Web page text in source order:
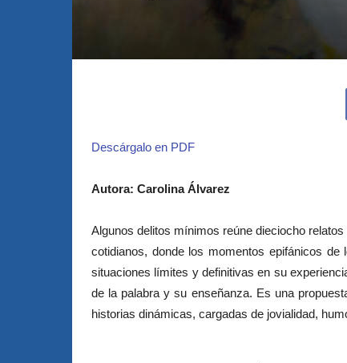
Descárgalo en PDF
Autora: Carolina Álvarez
Algunos delitos mínimos reúne dieciocho
cotidianos, donde los momentos epifánicos
situaciones límites y de­finitivas en su
de la palabra y su enseñanza. Es una
historias dinámicas, cargadas de jovialidad,